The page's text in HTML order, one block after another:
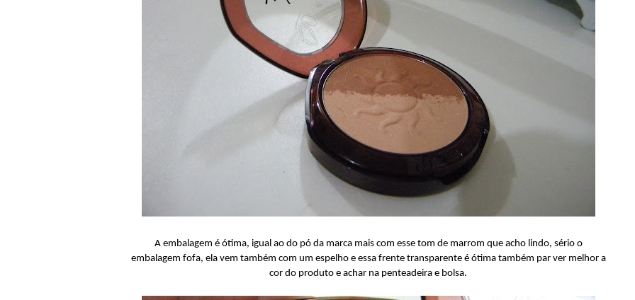
A embalagem é ótima, igual ao do pó da marca mais com esse tom de marrom que acho lindo, sério o
embalagem fofa, ela vem também com um espelho e essa frente transparente é ótima também par ver melhor a
cor do produto e achar na penteadeira e bolsa.